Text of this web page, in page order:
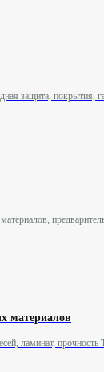
защита, покрытия,
материалов
ламинат,